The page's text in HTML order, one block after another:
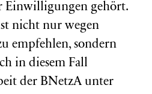
Einwilligungen gehört.
nicht nur wegen
empfehlen, sondern
in diesem Fall
der BNetzA unter